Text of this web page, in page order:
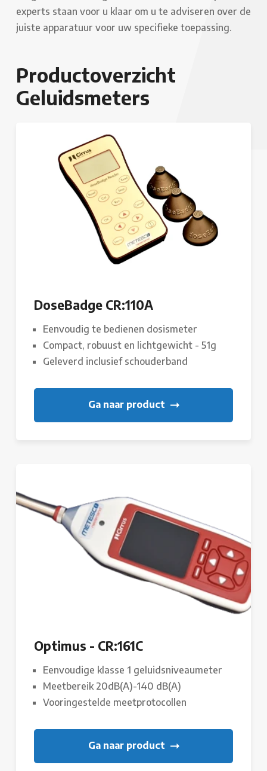
experts staan voor u klaar om u te adviseren over de
juiste apparatuur voor uw specifieke toepassing.
Productoverzicht
Geluidsmeters
DoseBadge CR:110A
Eenvoudig te bedienen dosismeter
Compact, robuust en lichtgewicht - 51g
Geleverd inclusief schouderband
Ga naar product
Optimus - CR:161C
Eenvoudige klasse 1 geluidsniveaumeter
Meetbereik 20dB(A)-140 dB(A)
Vooringestelde meetprotocollen
Ga naar product